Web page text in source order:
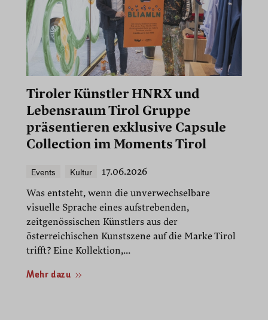
Tiroler Künstler HNRX und
Lebensraum Tirol Gruppe
präsentieren exklusive Capsule
Collection im Moments Tirol
Events Kultur
17.06.2026
Was entsteht, wenn die unverwechselbare
visuelle Sprache eines aufstrebenden,
zeitgenössischen Künstlers aus der
österreichischen Kunstszene auf die Marke Tirol
trifft? Eine Kollektion,...
Mehr dazu